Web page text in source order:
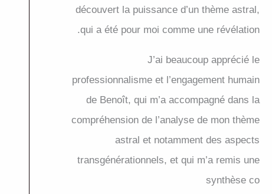
découvert la puissance d’un thème astral,
qui a été pour moi comme une révélation.
J’ai beaucoup apprécié le
professionnalisme et l’engagement humain
de Benoît, qui m’a accompagné dans la
compréhension de l’analyse de mon thème
astral et notamment des aspects
transgénérationnels, et qui m’a remis une
synthèse co